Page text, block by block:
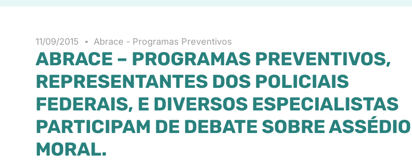
11/09/2015 Abrace - Programas Preventivos
ABRACE – PROGRAMAS PREVENTIVOS,
REPRESENTANTES DOS POLICIAIS
FEDERAIS, E DIVERSOS ESPECIALISTAS
PARTICIPAM DE DEBATE SOBRE ASSÉDIO
MORAL.